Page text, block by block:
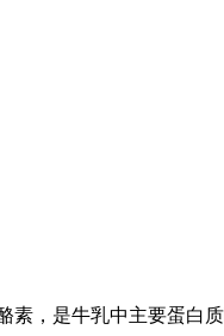
素，是牛乳中主要蛋白